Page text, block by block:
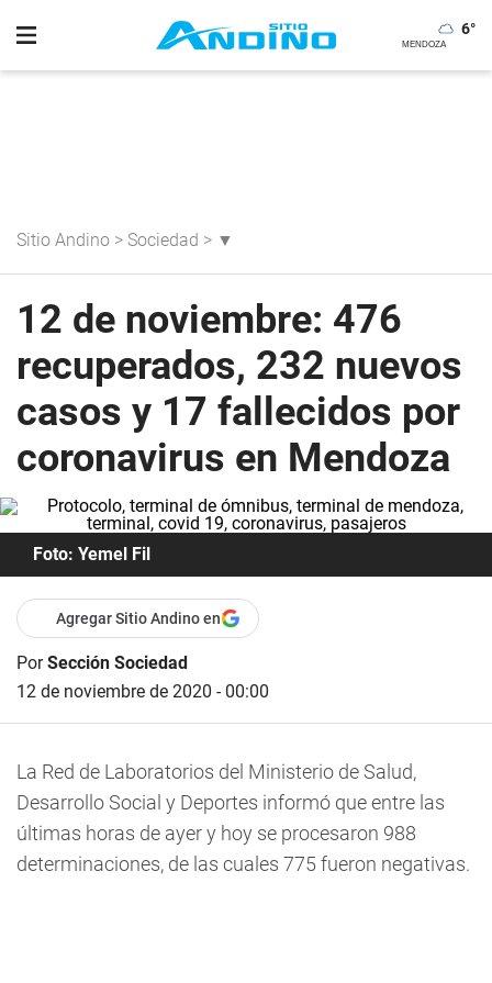
6°
Sitio Andino > Sociedad > ▼
12 de noviembre: 476
recuperados, 232 nuevos
casos y 17 fallecidos por
coronavirus en Mendoza
Foto: Yemel Fil
Agregar Sitio Andino en
PorSección Sociedad
12 de noviembre de 2020 - 00:00
La Red de Laboratorios del Ministerio de Salud,
Desarrollo Social y Deportes informó que entre las
últimas horas de ayer y hoy se procesaron 988
determinaciones, de las cuales 775 fueron negativas.